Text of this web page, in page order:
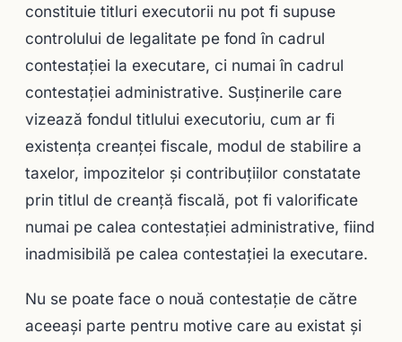
constituie titluri executorii nu pot fi supuse
controlului de legalitate pe fond în cadrul
contestaţiei la executare, ci numai în cadrul
contestaţiei administrative. Susţinerile care
vizează fondul titlului executoriu, cum ar fi
existenţa creanţei fiscale, modul de stabilire a
taxelor, impozitelor şi contribuţiilor constatate
prin titlul de creanţă fiscală, pot fi valorificate
numai pe calea contestaţiei administrative, fiind
inadmisibilă pe calea contestaţiei la executare.
Nu se poate face o nouă contestaţie de către
aceeaşi parte pentru motive care au existat și